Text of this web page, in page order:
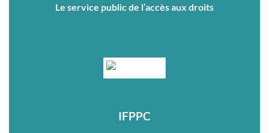
Le service public de l’accès aux droits
IFPPC